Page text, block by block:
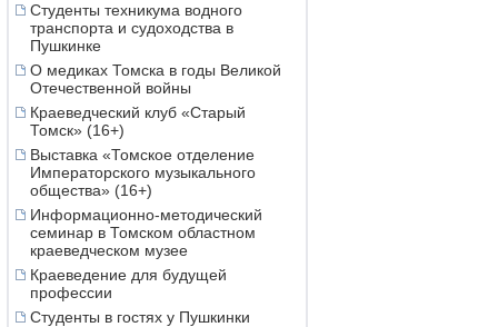
Студенты техникума водного
транспорта и судоходства в
Пушкинке
О медиках Томска в годы Великой
Отечественной войны
Краеведческий клуб «Старый
Томск» (16+)
Выставка «Томское отделение
Императорского музыкального
общества» (16+)
Информационно-методический
семинар в Томском областном
краеведческом музее
Краеведение для будущей
профессии
Студенты в гостях у Пушкинки